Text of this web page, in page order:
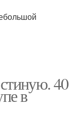
40
в